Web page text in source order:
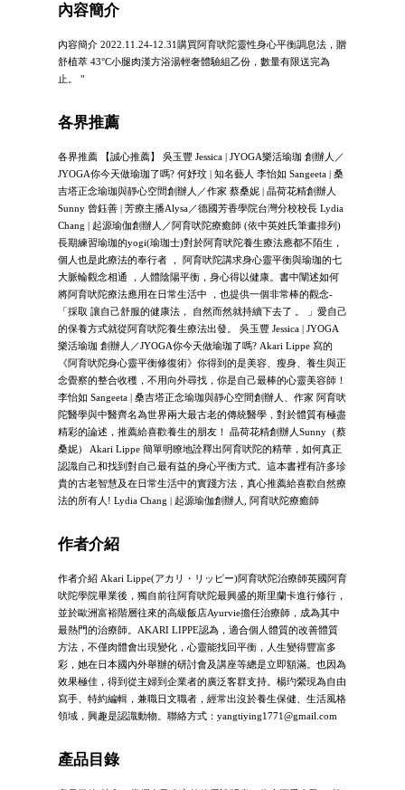
內容簡介
內容簡介 2022.11.24-12.31購買阿育吠陀靈性身心平衡調息法，贈
舒植萃 43°C小腿肉漢方浴湯輕奢體驗組乙份，數量有限送完為
止。 "
各界推薦
各界推薦 【誠心推薦】 吳玉豐 Jessica | JYOGA樂活瑜珈 創辦人／
JYOGA你今天做瑜珈了嗎? 何妤玟 | 知名藝人 李怡如 Sangeeta | 桑
吉塔正念瑜珈與靜心空間創辦人／作家 蔡桑妮 | 晶荷花精創辦人
Sunny 曾鈺善 | 芳療主播Alysa／德國芳香學院台灣分校校長 Lydia
Chang | 起源瑜伽創辦人／阿育吠陀療癒師 (依中英姓氏筆畫排列)
長期練習瑜珈的yogi(瑜珈士)對於阿育吠陀養生療法應都不陌生，
個人也是此療法的奉行者 ， 阿育吠陀講求身心靈平衡與瑜珈的七
大脈輪觀念相通 ，人體陰陽平衡，身心得以健康。書中闡述如何
將阿育吠陀療法應用在日常生活中 ，也提供一個非常棒的觀念-
「採取 讓自己舒服的健康法， 自然而然就持續下去了 。 」愛自己
的保養方式就從阿育吠陀養生療法出發。 吳玉豐 Jessica | JYOGA
樂活瑜珈 創辦人／JYOGA你今天做瑜珈了嗎? Akari Lippe 寫的
《阿育吠陀身心靈平衡修復術》你得到的是美容、瘦身、養生與正
念覺察的整合收穫，不用向外尋找，你是自己最棒的心靈美容師！
李怡如 Sangeeta | 桑吉塔正念瑜珈與靜心空間創辦人、作家 阿育吠
陀醫學與中醫齊名為世界兩大最古老的傳統醫學，對於體質有極盡
精彩的論述，推薦給喜歡養生的朋友！ 晶荷花精創辦人Sunny（蔡
桑妮） Akari Lippe 簡單明瞭地詮釋出阿育吠陀的精華，如何真正
認識自己和找到對自己最有益的身心平衡方式。這本書裡有許多珍
貴的古老智慧及在日常生活中的實踐方法，真心推薦給喜歡自然療
法的所有人! Lydia Chang | 起源瑜伽創辦人, 阿育吠陀療癒師
作者介紹
作者介紹 Akari Lippe(アカリ・リッピー)阿育吠陀治療師英國阿育
吠陀學院畢業後，獨自前往阿育吠陀最興盛的斯里蘭卡進行修行，
並於歐洲富裕階層往來的高級飯店Ayurvie擔任治療師，成為其中
最熱門的治療師。AKARI LIPPE認為，適合個人體質的改善體質
方法，不僅肉體會出現變化，心靈能找回平衡，人生變得豐富多
彩，她在日本國內外舉辦的研討會及講座等總是立即額滿。也因為
效果極佳，得到從主婦到企業者的廣泛客群支持。楊玓縈現為自由
寫手、特約編輯，兼職日文職者，經常出沒於養生保健、生活風格
領域，興趣是認識動物。聯絡方式： yangtiying1771@gmail.com
產品目錄